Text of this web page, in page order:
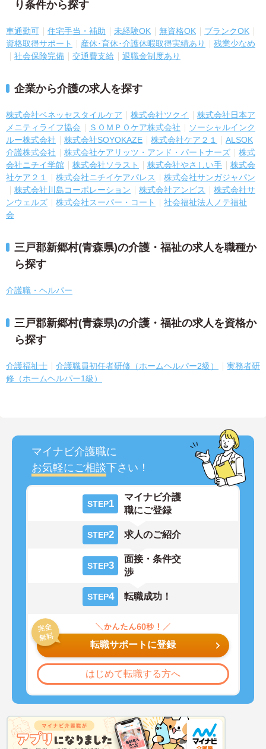
り条件から探す
車通勤可 住宅手当・補助 未経験OK 無資格OK
ブランクOK
資格取得サポート
産休･育休･介護休暇取得実績あり
残業少なめ
社会保険完備
交通費支給 退職金制度あり
企業から介護の求人を探す
株式会社ベネッセスタイルケア 株式会社ツクイ
株式会社日本ア
メニティライフ協会
ＳＯＭＰＯケア株式会社
ソーシャルインク
ルー株式会社
株式会社SOYOKAZE 株式会社ケア２１
ALSOK
介護株式会社
株式会社ケアリッツ・アンド・パートナーズ
株式
会社ニチイ学館
株式会社ソラスト 株式会社やさしい手
株式会
社ケア２１
株式会社ニチイケアパレス
株式会社サンガジャパン
株式会社川島コーポレーション
株式会社アンビス
株式会社サ
ンウェルズ
株式会社スーパー・コート
社会福祉法人ノテ福祉
会
三戸郡新郷村(青森県)の介護・福祉の求人を職種か
ら探す
介護職・ヘルパー
三戸郡新郷村(青森県)の介護・福祉の求人を資格か
ら探す
介護福祉士 介護職員初任者研修（ホームヘルパー2級）
実務者研
修（ホームヘルパー1級）
マイナビ介護職に
お気軽にご相談下さい！
STEP1
マイナビ介護
職にご登録
STEP2 求人のご紹介
STEP3
面接・条件交
渉
STEP4 転職成功！
転職サポートに登録
はじめて転職する方へ